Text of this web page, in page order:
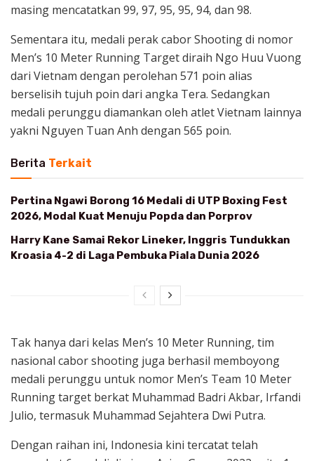
masing mencatatkan 99, 97, 95, 95, 94, dan 98.
Sementara itu, medali perak cabor Shooting di nomor
Men’s 10 Meter Running Target diraih Ngo Huu Vuong
dari Vietnam dengan perolehan 571 poin alias
berselisih tujuh poin dari angka Tera. Sedangkan
medali perunggu diamankan oleh atlet Vietnam lainnya
yakni Nguyen Tuan Anh dengan 565 poin.
Berita Terkait
Pertina Ngawi Borong 16 Medali di UTP Boxing Fest
2026, Modal Kuat Menuju Popda dan Porprov
Harry Kane Samai Rekor Lineker, Inggris Tundukkan
Kroasia 4-2 di Laga Pembuka Piala Dunia 2026
Tak hanya dari kelas Men’s 10 Meter Running, tim
nasional cabor shooting juga berhasil memboyong
medali perunggu untuk nomor Men’s Team 10 Meter
Running target berkat Muhammad Badri Akbar, Irfandi
Julio, termasuk Muhammad Sejahtera Dwi Putra.
Dengan raihan ini, Indonesia kini tercatat telah